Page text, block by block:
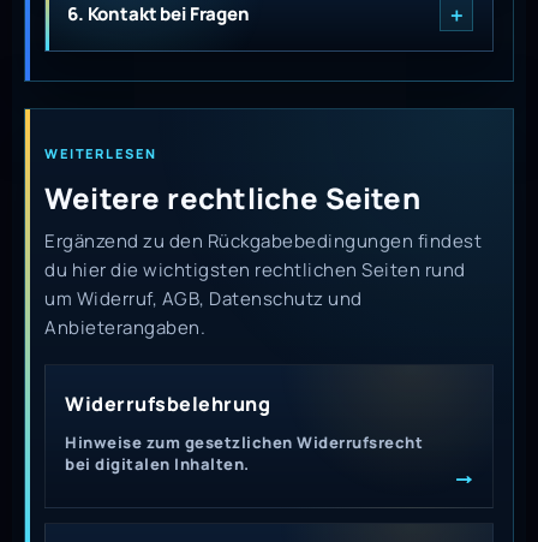
6. Kontakt bei Fragen
WEITERLESEN
Weitere rechtliche Seiten
Ergänzend zu den Rückgabebedingungen findest
du hier die wichtigsten rechtlichen Seiten rund
um Widerruf, AGB, Datenschutz und
Anbieterangaben.
Widerrufsbelehrung
Hinweise zum gesetzlichen Widerrufsrecht
bei digitalen Inhalten.
→